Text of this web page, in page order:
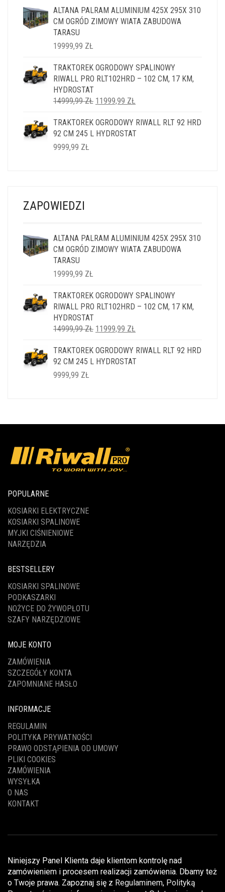
ALTANA PALRAM ALUMINIUM 425X 295X 310
CM OGRÓD ZIMOWY WIATA ZABUDOWA
TARASU
19999,99 ZŁ
TRAKTOREK OGRODOWY SPALINOWY
RIWALL PRO RLT102HRD – 102 CM, 17 KM,
HYDROSTAT
14999,99ZŁ PIERWOTNA
WYNOSIŁA:
14999,99 ZŁ.
11999,99 ZŁ
WYNOSI:
11999,99 ZŁ.
TRAKTOREK OGRODOWY RIWALL RLT 92 HRD
92 CM 245 L HYDROSTAT
9999,99 ZŁ
ZAPOWIEDZI
ALTANA PALRAM ALUMINIUM 425X 295X 310
CM OGRÓD ZIMOWY WIATA ZABUDOWA
TARASU
19999,99 ZŁ
TRAKTOREK OGRODOWY SPALINOWY
RIWALL PRO RLT102HRD – 102 CM, 17 KM,
HYDROSTAT
14999,99ZŁ PIERWOTNA
WYNOSIŁA:
14999,99 ZŁ.
11999,99 ZŁ
WYNOSI:
11999,99 ZŁ.
TRAKTOREK OGRODOWY RIWALL RLT 92 HRD
92 CM 245 L HYDROSTAT
9999,99 ZŁ
POPULARNE
KOSIARKI ELEKTRYCZNE
KOSIARKI SPALINOWE
MYJKI CIŚNIENIOWE
NARZĘDZIA
BESTSELLERY
KOSIARKI SPALINOWE
PODKASZARKI
NOŻYCE DO ŻYWOPŁOTU
SZAFY NARZĘDZIOWE
MOJE KONTO
ZAMÓWIENIA
SZCZEGÓŁY KONTA
ZAPOMNIANE HASŁO
INFORMACJE
REGULAMIN
POLITYKA PRYWATNOŚCI
PRAWO ODSTĄPIENIA OD UMOWY
PLIKI COOKIES
ZAMÓWIENIA
WYSYŁKA
O NAS
KONTAKT
Niniejszy Panel Klienta daje klientom kontrolę nad
zamówieniem i procesem realizacji zamówienia. Dbamy też
o Twoje prawa. Zapoznaj się z Regulaminem, Polityką